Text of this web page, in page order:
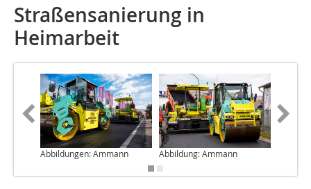
Straßensanierung in
Heimarbeit
Abbildungen: Ammann Abbildung: Ammann